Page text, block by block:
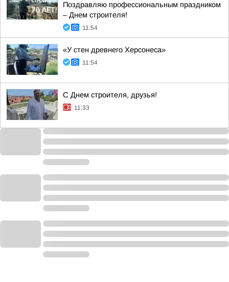
Поздравляю профессиональным праздником
– Днем строителя!
11:54
«У стен древнего Херсонеса»
11:54
С Днем строителя, друзья!
11:33